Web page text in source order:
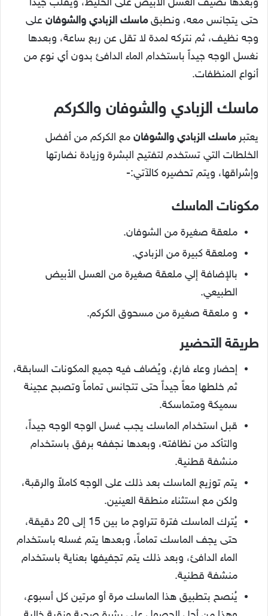
وبعدها نضيف العسل الأبيض على الخليط، ويقلب جيداً
حتى يتجانس معه، ونطبقماسك الزبادي والشوفان على
وجه نظيف، ثم نتركه لمدة لا تقل عن ربع ساعة، وبعدها
نغسل الوجه جيداً باستخدام الماء الدافئ بدون أي نوع من
أنواع المنظفات.
ماسك الزبادي والشوفان والكركم
يعتبرماسك الزبادي والشوفان مع الكركم من أفضل
الخلطات التي تستخدم لتفتيح البشرة وزيادة نضارتها
وإشراقها، ويتم تحضيره كالآتي:-
مكونات الماسك
ملعقة صغيرة من الشوفان.
وملعقة كبيرة من الزبادي.
بالإضافة إلي ملعقة صغيرة من العسل الأبيض
الطبيعي.
و ملعقة صغيرة من مسحوق الكركم.
طريقة التحضير
إحضار وعاء فارغ، ويُضاف فيه جميع المكونات السابقة،
ثم خلطها معاً جيداً حتى تتجانس تماماً وتصبح عجينة
سميكة ومتماسكة.
قبل استخدام الماسك يجب غسل الوجه الوجه جيداً،
والتأكد من نظافته، وبعدها نجففه برفق باستخدام
منشفة قطنية.
يتم توزيع الماسك بعد ذلك على الوجه كاملاً والرقبة،
ولكن مع استثناء منطقة العينين.
يُترك الماسك فترة تتراوح ما بين 15 إلى 20 دقيقة،
حتى يجف الماسك تماماً، وبعدها يتم غسله باستخدام
الماء الدافئ، وبعد ذلك يتم تجفيفها بعناية باستخدام
منشفة قطنية.
يُنصح بتطبيق هذا الماسك مرة أو مرتين كل أسبوع،